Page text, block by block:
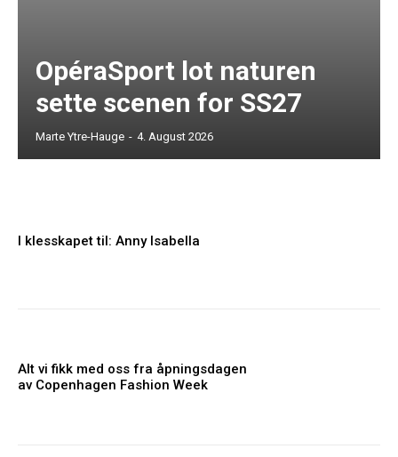
OpéraSport lot naturen
sette scenen for SS27
Marte Ytre-Hauge - 4. August 2026
I klesskapet til: Anny Isabella
Alt vi fikk med oss fra åpningsdagen
av Copenhagen Fashion Week